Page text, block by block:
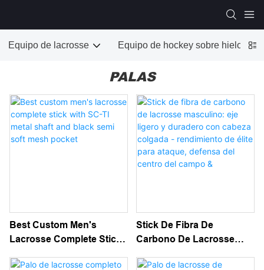
Equipo de lacrosse Equipo de hockey sobre hielo
PALAS
Best Custom Men's
Lacrosse Complete Stick
And Black Semi Soft Mesh
Stick De Fibra De
Carbono De Lacrosse
Duradero Con Cabeza